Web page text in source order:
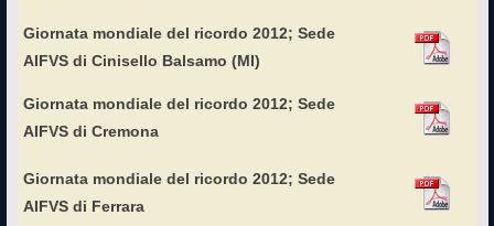
Giornata mondiale del ricordo 2012; Sede
AIFVS di Cinisello Balsamo (MI)
Giornata mondiale del ricordo 2012; Sede
AIFVS di Cremona
Giornata mondiale del ricordo 2012; Sede
AIFVS di Ferrara